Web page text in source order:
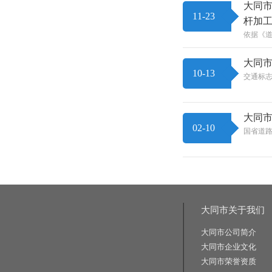
11-23
大同
杆加工
依据《
10-13
大同
交通标
02-10
大同
国省道
大同市关于我们
大同市公司简介
大同市企业文化
大同市荣誉资质